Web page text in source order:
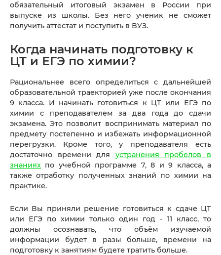
обязательный итоговый экзамен в России при
выпуске из школы. Без него ученик не сможет
получить аттестат и поступить в ВУЗ.
Когда начинать подготовку к
ЦТ и ЕГЭ по химии?
Рациональнее всего определиться с дальнейшей
образовательной траекторией уже после окончания
9 класса. И начинать готовиться к ЦТ или ЕГЭ по
химии с преподавателем за два года до сдачи
экзамена. Это позволит воспринимать материал по
предмету постепенно и избежать информационной
перегрузки. Кроме того, у преподавателя есть
достаточно времени для устранения пробелов в
знаниях по учебной программе 7, 8 и 9 класса, а
также отработку полученных знаний по химии на
практике.
Если Вы приняли решение готовиться к сдаче ЦТ
или ЕГЭ по химии только один год - 11 класс, то
должны осознавать, что объём изучаемой
информации будет в разы больше, времени на
подготовку к занятиям будете тратить больше.